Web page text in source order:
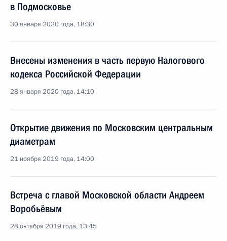
в Подмосковье
30 января 2020 года, 18:30
Внесены изменения в часть первую Налогового
кодекса Российской Федерации
28 января 2020 года, 14:10
Открытие движения по Московским центральным
диаметрам
21 ноября 2019 года, 14:00
Встреча с главой Московской области Андреем
Воробьёвым
28 октября 2019 года, 13:45